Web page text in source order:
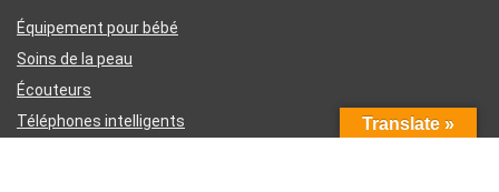
Équipement pour bébé
Soins de la peau
Écouteurs
Téléphones intelligents
Translate »